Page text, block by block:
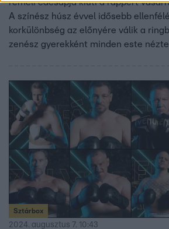
reméli édesapja kiüti a rappert
A színész húsz évvel idősebb
korkülönbség az előnyére válik a
zenész gyerekként minden este
Rocky szerepére pályázó Németh
Sztárbox
2024. augusztus 7. 10:43